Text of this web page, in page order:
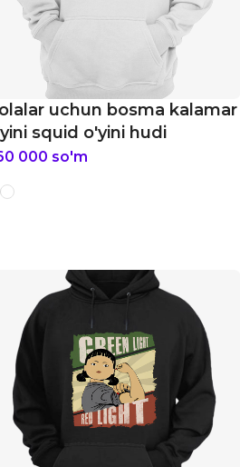
uchun bosma kalamar
squid o'yini hudi
000 so'm